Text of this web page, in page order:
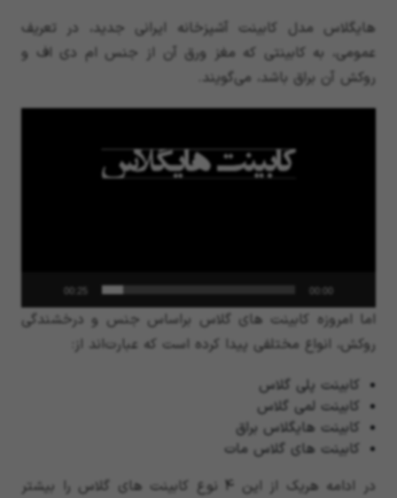
هایگلاس مدل کابینت آشپزخانه ایرانی جدید، در تعریف
عمومی، به کابینتی که مغز ورق آن از جنس ام دی اف و
روکش آن براق باشد، می‌گویند.
00:00
00:25
اما امروزه کابینت های گلاس براساس جنس و درخشندگی
روکش، انواع مختلفی پیدا کرده است که عبارت‌اند از:
کابینت پلی گلاس
کابینت لمی گلاس
کابینت هایگلاس براق
کابینت های گلاس مات
در ادامه هریک از این 4 نوع کابینت های گلاس را بیشتر